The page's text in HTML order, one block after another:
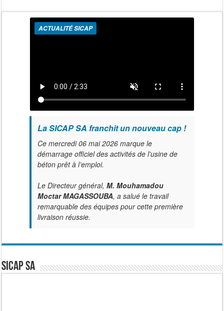
ACTUALITÉ SICAP
La SICAP SA franchit un nouveau cap !
Ce mercredi 06 mai 2026 marque le
démarrage officiel des activités de l'usine de
béton prêt à l’emploi.
Le Directeur général, M. Mouhamadou
Moctar MAGASSOUBA, a salué le travail
remarquable des équipes pour cette première
livraison réussie.
SICAP SA